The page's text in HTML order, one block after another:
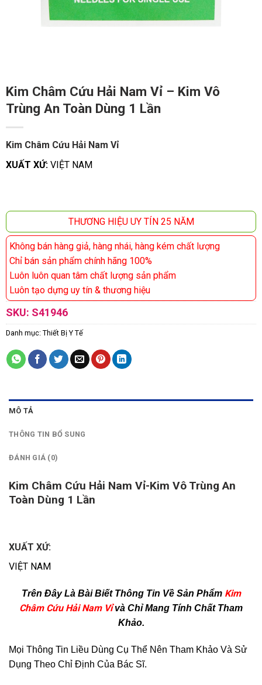
Kim Châm Cứu Hải Nam Vỉ – Kim Vô
Trùng An Toàn Dùng 1 Lần
Kim Châm Cứu Hải Nam Vỉ
XUẤT XỨ:VIỆT NAM
THƯƠNG HIỆU UY TÍN 25 NĂM
Không bán hàng giả, hàng nhái, hàng kém chất lượng
Chỉ bán sản phẩm chính hãng 100%
Luôn luôn quan tâm chất lượng sản phẩm
Luôn tạo dựng uy tín & thương hiệu
SKU: S41946
Danh mục: Thiết Bị Y Tế
MÔ TẢ
THÔNG TIN BỔ SUNG
ĐÁNH GIÁ (0)
Kim Châm Cứu Hải Nam Vỉ-Kim Vô Trùng An
Toàn Dùng 1 Lần
XUẤT XỨ:
VIỆT NAM
Trên Đây Là Bài Biết Thông Tin Về Sản Phẩm Kim
Châm Cứu Hải Nam Vỉ và Chỉ Mang Tính Chất Tham
Khảo.
Mọi Thông Tin Liều Dùng Cụ Thể Nên Tham Khảo Và Sử
Dụng Theo Chỉ Định Của Bác Sĩ.